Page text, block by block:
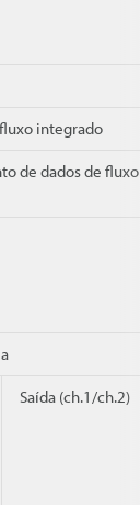
integrado
de dados de fluxo
Saída (ch.1/ch.2)